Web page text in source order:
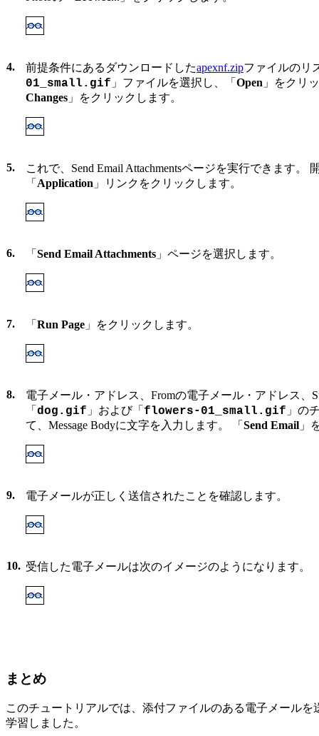
4. 前提条件にあるダウンロードしたapexnf.zipファイルのリ
01_small.gif 」ファイルを選択し、「 Open 」をクリ
Changes 」をクリックします。
5.
これで、Send Email Attachmentsページを実行できます。
「 Application 」リンクをクリックします。
6. 「 Send Email Attachments 」ページを選択します。
7. 「 Run Page 」をクリックします。
8.
電子メール・アドレス、Fromの電子メール・アドレス、
「 dog.gif 」および「 flowers-01_small.gif 」の
て、Message Bodyに文字を入力します。 「 Send Email 」
9. 電子メールが正しく送信されたことを確認します。
10. 受信した電子メールは次のイメージのようになります。
まとめ
このチュートリアルでは、添付ファイルのある電子メール
学習しました。